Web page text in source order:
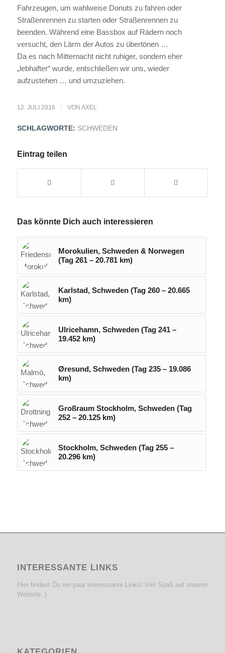
Fahrzeugen, um wahlweise Donuts zu fahren oder
Straßenrennen zu starten oder Straßenrennen zu
beenden. Während eine Bassbox auf Rädern noch
versucht, den Lärm der Autos zu übertönen …
Da es nach Mitternacht nicht ruhiger, sondern eher
„lebhafter“ wurde, entschließen wir uns, wieder
aufzustehen … und umzuziehen.
12. JULI 2016 / VON AXEL
SCHLAGWORTE: SCHWEDEN
Eintrag teilen
Das könnte Dich auch interessieren
Morokulien, Schweden & Norwegen
(Tag 261 – 20.781 km)
Karlstad, Schweden (Tag 260 – 20.665
km)
Ulricehamn, Schweden (Tag 241 –
19.452 km)
Øresund, Schweden (Tag 235 – 19.086
km)
Großraum Stockholm, Schweden (Tag
252 – 20.125 km)
Stockholm, Schweden (Tag 255 –
20.296 km)
INTERESSANTE LINKS
Hier findest Du ein paar interessante Links! Viel Spaß auf unserer
Website :)